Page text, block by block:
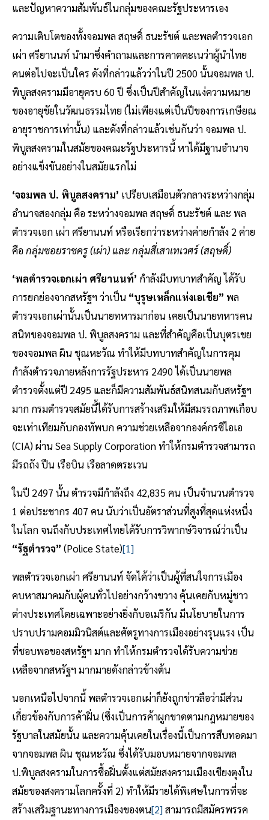
และปัญหาความสัมพันธ์ในกลุ่มของคณะรัฐประหารเอง
ความเติบโตของทั้งจอมพล สฤษดิ์ ธนะรัชต์ และพลตำรวจเอก
เผ่า ศรียานนท์ นำมาซึ่งคำถามและการคาดคะเนว่าผู้นำไทย
คนต่อไปจะเป็นใคร ดังที่กล่าวแล้วว่าในปี 2500 นั้นจอมพล ป.
พิบูลสงครามมีอายุครบ 60 ปี ซึ่งเป็นปีสำคัญในแง่ความหมาย
ของอายุขัยในวัฒนธรรมไทย (ไม่เพียงแต่เป็นปีของการเกษียณ
อายุราชการเท่านั้น) และดังที่กล่าวแล้วเช่นกันว่า จอมพล ป.
พิบูลสงครามในสมัยของคณะรัฐประหารนี้ หาได้มีฐานอำนาจ
อย่างแข็งขันอย่างในสมัยแรกไม่
‘จอมพล ป. พิบูลสงคราม’ เปรียบเสมือนตัวกลางระหว่างกลุ่ม
อำนาจสองกลุ่ม คือ ระหว่างจอมพล สฤษดิ์ ธนะรัชต์ และ พล
ตำรวจเอก เผ่า ศรียานนท์ หรือเรียกว่าระหว่างค่ายกำลัง 2 ค่าย
คือกลุ่มซอยราชครู (เผ่า) และ กลุ่มสี่เสาเทเวศร์ (สฤษดิ์)
‘พลตำรวจเอกเผ่า ศรียานนท์’ กำลังมีบทบาทสำคัญ ได้รับ
การยกย่องจากสหรัฐฯ ว่าเป็น “บุรุษเหล็กแห่งเอเชีย” พล
ตำรวจเอกเผ่านั้นเป็นนายทหารมาก่อน เคยเป็นนายทหารคน
สนิทของจอมพล ป. พิบูลสงคราม และที่สำคัญคือเป็นบุตรเขย
ของจอมพล ผิน ชุณหะวัณ ทำให้มีบทบาทสำคัญในการคุม
กำลังตำรวจภายหลังการรัฐประหาร 2490 ได้เป็นนายพล
ตำรวจตั้งแต่ปี 2495 และก็มีความสัมพันธ์สนิทสนมกับสหรัฐฯ
มาก กรมตำรวจสมัยนี้ได้รับการสร้างเสริมให้มีสมรรถภาพเกือบ
จะเท่าเทียมกับกองทัพบก ความช่วยเหลือจากองค์กรซีไอเอ
(CIA) ผ่าน Sea Supply Corporation ทำให้กรมตำรวจสามารถ
มีรถถัง ปืน เรือบิน เรือลาดตระเวน
ในปี 2497 นั้น ตำรวจมีกำลังถึง 42,835 คน เป็นจำนวนตำรวจ
1 ต่อประชากร 407 คน นับว่าเป็นอัตราส่วนที่สูงที่สุดแห่งหนึ่ง
ในโลก จนถึงกับประเทศไทยได้รับการวิพากษ์วิจารณ์ว่าเป็น
“รัฐตำรวจ” (Police State)[1]
พลตำรวจเอกเผ่า ศรียานนท์ จัดได้ว่าเป็นผู้ที่สนใจการเมือง
คบหาสมาคมกับผู้คนทั่วไปอย่างกว้างขวาง คุ้นเคยกับหมู่ชาว
ต่างประเทศโดยเฉพาะอย่างยิ่งกับอเมริกัน มีนโยบายในการ
ปราบปรามคอมมิวนิสต์และศัตรูทางการเมืองอย่างรุนแรง เป็น
ที่ชอบพอของสหรัฐฯ มาก ทำให้กรมตำรวจได้รับความช่วย
เหลือจากสหรัฐฯ มากมายดังกล่าวข้างต้น
นอกเหนือไปจากนี้ พลตำรวจเอกเผ่าก็ยังถูกข่าวลือว่ามีส่วน
เกี่ยวข้องกับการค้าฝิ่น (ซึ่งเป็นการค้าผูกขาดตามกฎหมายของ
รัฐบาลในสมัยนั้น และความคุ้นเคยในเรื่องนี้เป็นการสืบทอดมา
จากจอมพล ผิน ชุณหะวัณ ซึ่งได้รับมอบหมายจากจอมพล
ป.พิบูลสงครามในการซื้อฝิ่นตั้งแต่สมัยสงครามเมืองเชียงตุงใน
สมัยของสงครามโลกครั้งที่ 2) ทำให้มีรายได้พิเศษในการที่จะ
สร้างเสริมฐานะทางการเมืองของตน[2]สามารถมีสมัครพรรค